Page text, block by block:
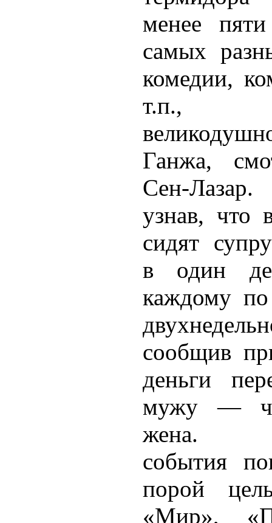
менее
самых
комедии,
т.п.,
Ганжа,
Сен-
узнав, что
сидят
в один
каждому по
сообщив
деньги
мужу —
жена.
события
порой
«Мир»,